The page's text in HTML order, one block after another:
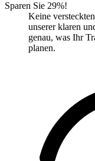
Sparen Sie 29%!
Keine
unserer klaren
genau, was Ihr
planen.